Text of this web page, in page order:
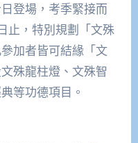
登場，考季緊接而
止，特別規劃「文殊
加者皆可結緣「文
殊龍柱燈、文殊智
等功德項目。